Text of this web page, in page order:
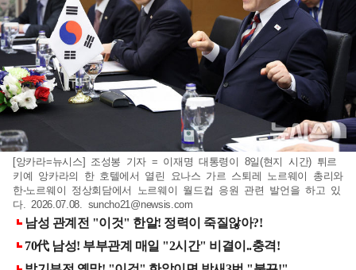
[앙카라=뉴시스] 조성봉 기자 = 이재명 대통령이 8일(현지 시간) 튀르
키예 앙카라의 한 호텔에서 열린 요나스 가르 스퇴레 노르웨이 총리와
한-노르웨이 정상회담에서 노르웨이 월드컵 응원 관련 발언을 하고 있
다. 2026.07.08. suncho21@newsis.com